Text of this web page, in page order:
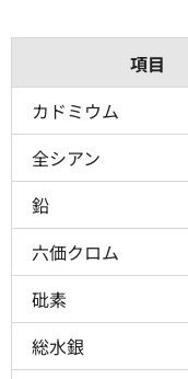
項目
カドミウム
全シアン
鉛
六価クロム
砒素
総水銀